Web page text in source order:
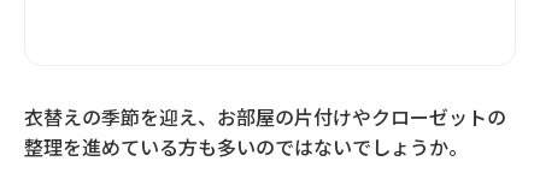
衣替えの季節を迎え、お部屋の片付けやクローゼットの
整理を進めている方も多いのではないでしょうか。